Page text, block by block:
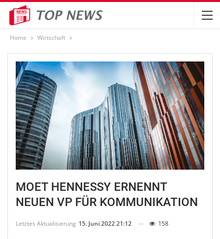
Home Wirtschaft
MOET HENNESSY ERNENNT
NEUEN VP FÜR KOMMUNIKATION
Letztes Aktualisierung 15. Juni 2022 21:12 158